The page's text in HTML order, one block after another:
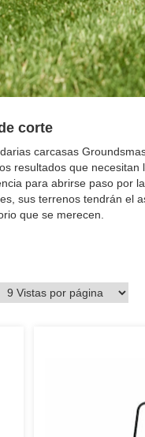
corte
carcasas
resultados que necesitan
para abrirse paso por
sus terrenos tendrán el
que se merecen.